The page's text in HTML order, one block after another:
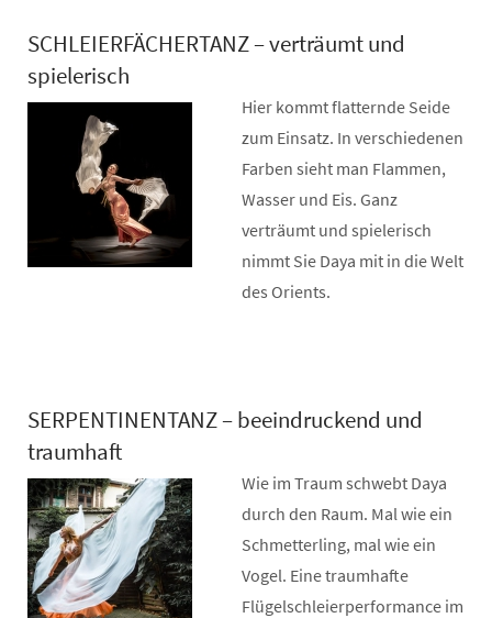
SCHLEIERFÄCHERTANZ – verträumt und
spielerisch
Hier kommt flatternde Seide
zum Einsatz. In verschiedenen
Farben sieht man Flammen,
Wasser und Eis. Ganz
verträumt und spielerisch
nimmt Sie Daya mit in die Welt
des Orients.
SERPENTINENTANZ – beeindruckend und
traumhaft
Wie im Traum schwebt Daya
durch den Raum. Mal wie ein
Schmetterling, mal wie ein
Vogel. Eine traumhafte
Flügelschleierperformance im